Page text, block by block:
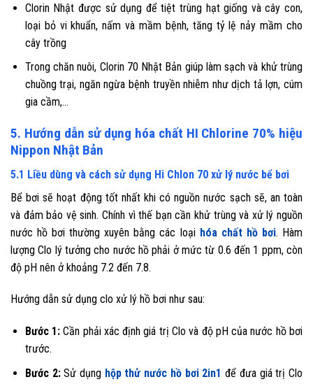
Clorin Nhật được sử dụng để tiệt trùng hạt giống và cây con,
loại bỏ vi khuẩn, nấm và mầm bệnh, tăng tỷ lệ nảy mầm cho
cây trồng
Trong chăn nuôi, Clorin 70 Nhật Bản giúp làm sạch và khử trùng
chuồng trại, ngăn ngừa bệnh truyền nhiễm như dịch tả lợn, cúm
gia cầm,…
5. Hướng dẫn sử dụng hóa chất HI Chlorine 70% hiệu
Nippon Nhật Bản
5.1 Liều dùng và cách sử dụng Hi Chlon 70 xử lý nước bể bơi
Bể bơi sẽ hoạt động tốt nhất khi có nguồn nước sạch sẽ, an toàn
và đảm bảo vệ sinh. Chính vì thế bạn cần khử trùng và xử lý nguồn
nước hồ bơi thường xuyên bằng các loại hóa chất hồ bơi. Hàm
lượng Clo lý tưởng cho nước hồ phải ở mức từ 0.6 đến 1 ppm, còn
độ pH nên ở khoảng 7.2 đến 7.8.
Hướng dẫn sử dụng clo xử lý hồ bơi như sau:
Bước 1: Cần phải xác định giá trị Clo và độ pH của nước hồ bơi
trước.
Bước 2:Sử dụng hộp thử nước hồ bơi 2in1 để đưa giá trị Clo